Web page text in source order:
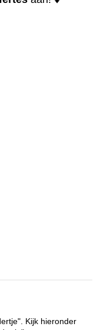
Kijk hieronder